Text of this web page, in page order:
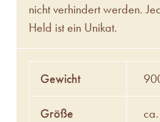
nicht verhindert werden.
Held ist ein Unikat.
Gewicht
Größe